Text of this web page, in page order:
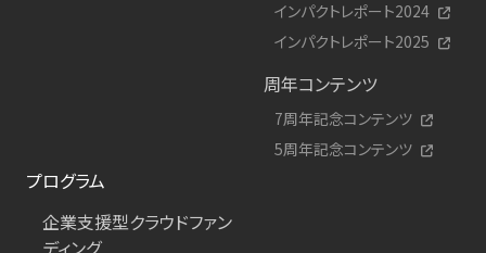
インパクトレポート2024
インパクトレポート2025
周年コンテンツ
7周年記念コンテンツ
5周年記念コンテンツ
プログラム
企業支援型クラウドファン
ディング